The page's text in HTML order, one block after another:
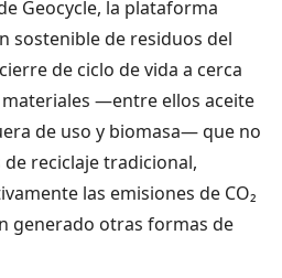
Geocycle, la plataforma
sostenible de residuos del
de ciclo de vida a cerca
—entre ellos aceite
de uso y biomasa— que no
reciclaje tradicional,
las emisiones de CO₂
generado otras formas de